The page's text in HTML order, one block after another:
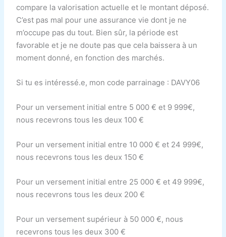
compare la valorisation actuelle et le montant déposé.
C’est pas mal pour une assurance vie dont je ne
m’occupe pas du tout. Bien sûr, la période est
favorable et je ne doute pas que cela baissera à un
moment donné, en fonction des marchés.
Si tu es intéressé.e, mon code parrainage : DAVY06
Pour un versement initial entre 5 000 € et 9 999€,
nous recevrons tous les deux 100 €
Pour un versement initial entre 10 000 € et 24 999€,
nous recevrons tous les deux 150 €
Pour un versement initial entre 25 000 € et 49 999€,
nous recevrons tous les deux 200 €
Pour un versement supérieur à 50 000 €, nous
recevrons tous les deux 300 €